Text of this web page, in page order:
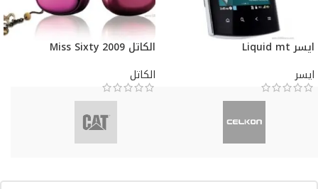
ايسر Liquid mt
ايسر
الكاتل Miss Sixty 2009
الكاتل